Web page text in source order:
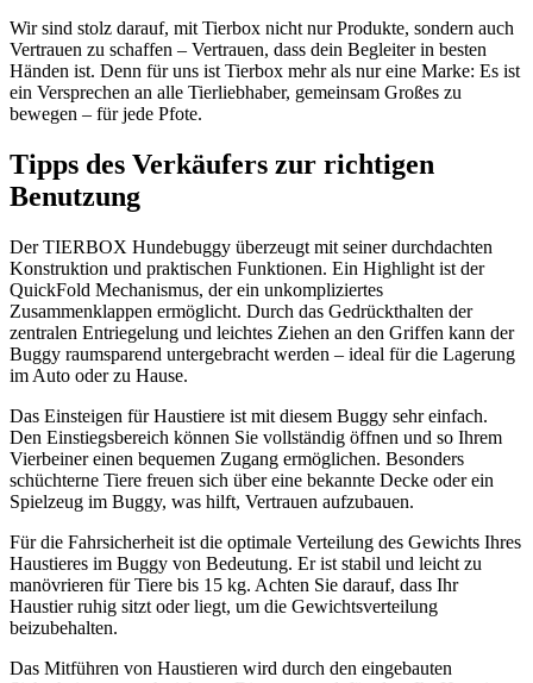
Wir sind stolz darauf, mit Tierbox nicht nur Produkte, sondern auch
Vertrauen zu schaffen – Vertrauen, dass dein Begleiter in besten
Händen ist. Denn für uns ist Tierbox mehr als nur eine Marke: Es ist
ein Versprechen an alle Tierliebhaber, gemeinsam Großes zu
bewegen – für jede Pfote.
Tipps des Verkäufers zur richtigen
Benutzung
Der TIERBOX Hundebuggy überzeugt mit seiner durchdachten
Konstruktion und praktischen Funktionen. Ein Highlight ist der
QuickFold Mechanismus, der ein unkompliziertes
Zusammenklappen ermöglicht. Durch das Gedrückthalten der
zentralen Entriegelung und leichtes Ziehen an den Griffen kann der
Buggy raumsparend untergebracht werden – ideal für die Lagerung
im Auto oder zu Hause.
Das Einsteigen für Haustiere ist mit diesem Buggy sehr einfach.
Den Einstiegsbereich können Sie vollständig öffnen und so Ihrem
Vierbeiner einen bequemen Zugang ermöglichen. Besonders
schüchterne Tiere freuen sich über eine bekannte Decke oder ein
Spielzeug im Buggy, was hilft, Vertrauen aufzubauen.
Für die Fahrsicherheit ist die optimale Verteilung des Gewichts Ihres
Haustieres im Buggy von Bedeutung. Er ist stabil und leicht zu
manövrieren für Tiere bis 15 kg. Achten Sie darauf, dass Ihr
Haustier ruhig sitzt oder liegt, um die Gewichtsverteilung
beizubehalten.
Das Mitführen von Haustieren wird durch den eingebauten